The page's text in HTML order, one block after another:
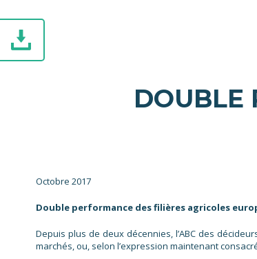
DOUBLE
Octobre 2017
Double performance des filières agricoles
Depuis plus de deux décennies, l’ABC des
marchés, ou, selon l’expression maintenant